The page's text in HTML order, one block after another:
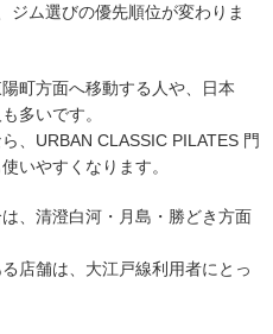
ジム選びの優先順位が変わりま
町方面へ移動する人や、日本
多いです。
、URBAN CLASSIC PILATES 門
いやすくなります。
、清澄白河・月島・勝どき方面
店舗は、大江戸線利用者にとっ